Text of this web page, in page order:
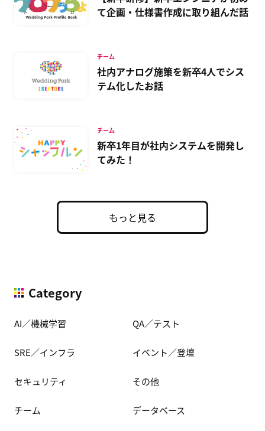
て企画・仕様書作成に取り組んだ話
社内アナログ施策を新卒4人でシス
テム化したお話
チーム
新卒1年目が社内システムを開発し
てみた！
チーム
もっと見る
Category
AI／機械学習 QA／テスト
SRE／インフラ イベント／登壇
セキュリティ その他
チーム データベース